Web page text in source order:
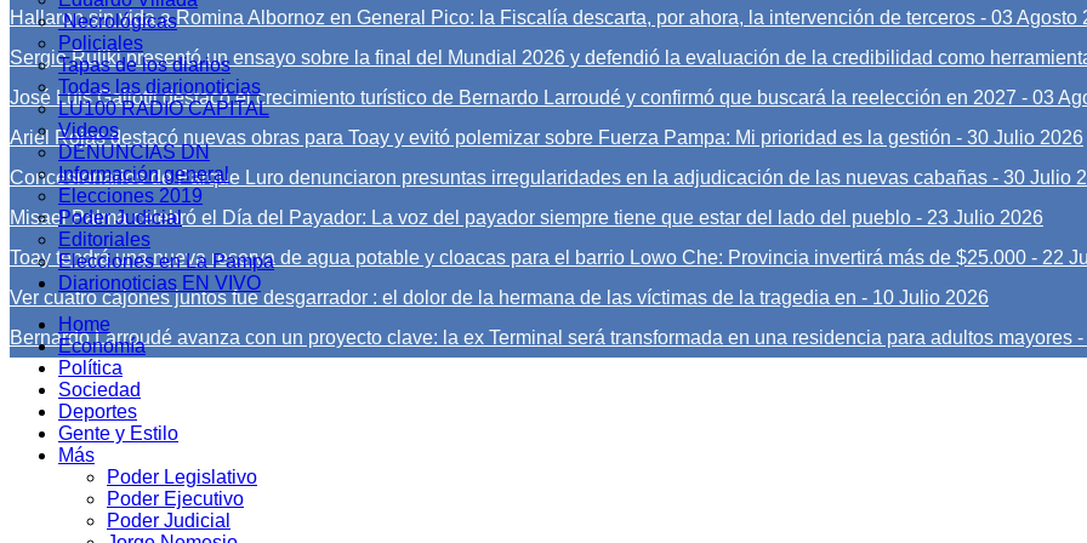
Hallaron sin vida a Romina Albornoz en General Pico: la Fiscalía descarta, por ahora, la intervención de terceros - 03 Agosto
Sergio Ruliki presentó un ensayo sobre la final del Mundial 2026 y defendió la evaluación de la credibilidad como
José Luis Gallotti destacó el crecimiento turístico de Bernardo Larroudé y confirmó que buscará la reelección en 2027 - 03
Ariel Rojas destacó nuevas obras para Toay y evitó polemizar sobre Fuerza Pampa: Mi prioridad es la gestión - 30 Julio 2026
Concesionarios de Parque Luro denunciaron presuntas irregularidades en la adjudicación de las nuevas cabañas - 30 Julio
Misael Palma celebró el Día del Payador: La voz del payador siempre tiene que estar del lado del pueblo - 23 Julio 2026
Toay tendrá una nueva reserva de agua potable y cloacas para el barrio Lowo Che: Provincia invertirá más de $25.000 - 22
Ver cuatro cajones juntos fue desgarrador : el dolor de la hermana de las víctimas de la tragedia en - 10 Julio 2026
Bernardo Larroudé avanza con un proyecto clave: la ex Terminal será transformada en una residencia para adultos mayores -
Necrológicas
Policiales
Tapas de los diarios
Todas las diarionoticias
LU100 RADIO CAPITAL
Videos
DENUNCIAS DN
Información general
Elecciones 2019
Poder Judicial
Editoriales
Elecciones en La Pampa
Diarionoticias EN VIVO
Home
Economía
Política
Sociedad
Deportes
Gente y Estilo
Más
Poder Legislativo
Poder Ejecutivo
Poder Judicial